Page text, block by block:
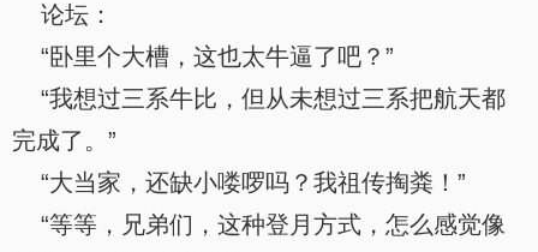
论坛：
“卧里个大槽，这也太牛逼了吧？”
“我想过三系牛比，但从未想过三系把航天都
完成了。”
“大当家，还缺小喽啰吗？我祖传掏粪！”
“等等，兄弟们，这种登月方式，怎么感觉像